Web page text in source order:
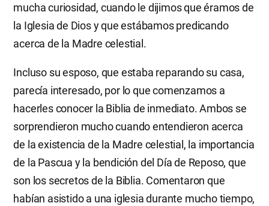
mucha curiosidad, cuando le dijimos que éramos de
la Iglesia de Dios y que estábamos predicando
acerca de la Madre celestial.
Incluso su esposo, que estaba reparando su casa,
parecía interesado, por lo que comenzamos a
hacerles conocer la Biblia de inmediato. Ambos se
sorprendieron mucho cuando entendieron acerca
de la existencia de la Madre celestial, la importancia
de la Pascua y la bendición del Día de Reposo, que
son los secretos de la Biblia. Comentaron que
habían asistido a una iglesia durante mucho tiempo,